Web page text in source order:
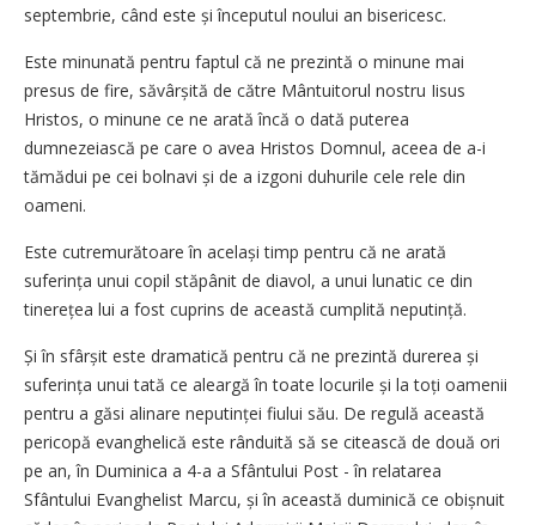
septembrie, când este și începutul noului an bisericesc.
Este minunată pentru faptul că ne prezintă o minune mai
presus de fire, săvârșită de către Mântuitorul nostru Iisus
Hristos, o minune ce ne arată încă o dată puterea
dumnezeiască pe care o avea Hristos Domnul, aceea de a-i
tămădui pe cei bolnavi și de a izgoni duhurile cele rele din
oameni.
Este cutremurătoare în același timp pentru că ne arată
suferința unui copil stăpânit de diavol, a unui lunatic ce din
tinerețea lui a fost cuprins de această cumplită neputință.
Și în sfârșit este dramatică pentru că ne prezintă durerea și
suferința unui tată ce aleargă în toate locurile și la toți oamenii
pentru a găsi alinare neputinței fiului său. De regulă această
pericopă evanghelică este rânduită să se citească de două ori
pe an, în Duminica a 4-a a Sfântului Post - în relatarea
Sfântului Evanghelist Marcu, și în această duminică ce obișnuit